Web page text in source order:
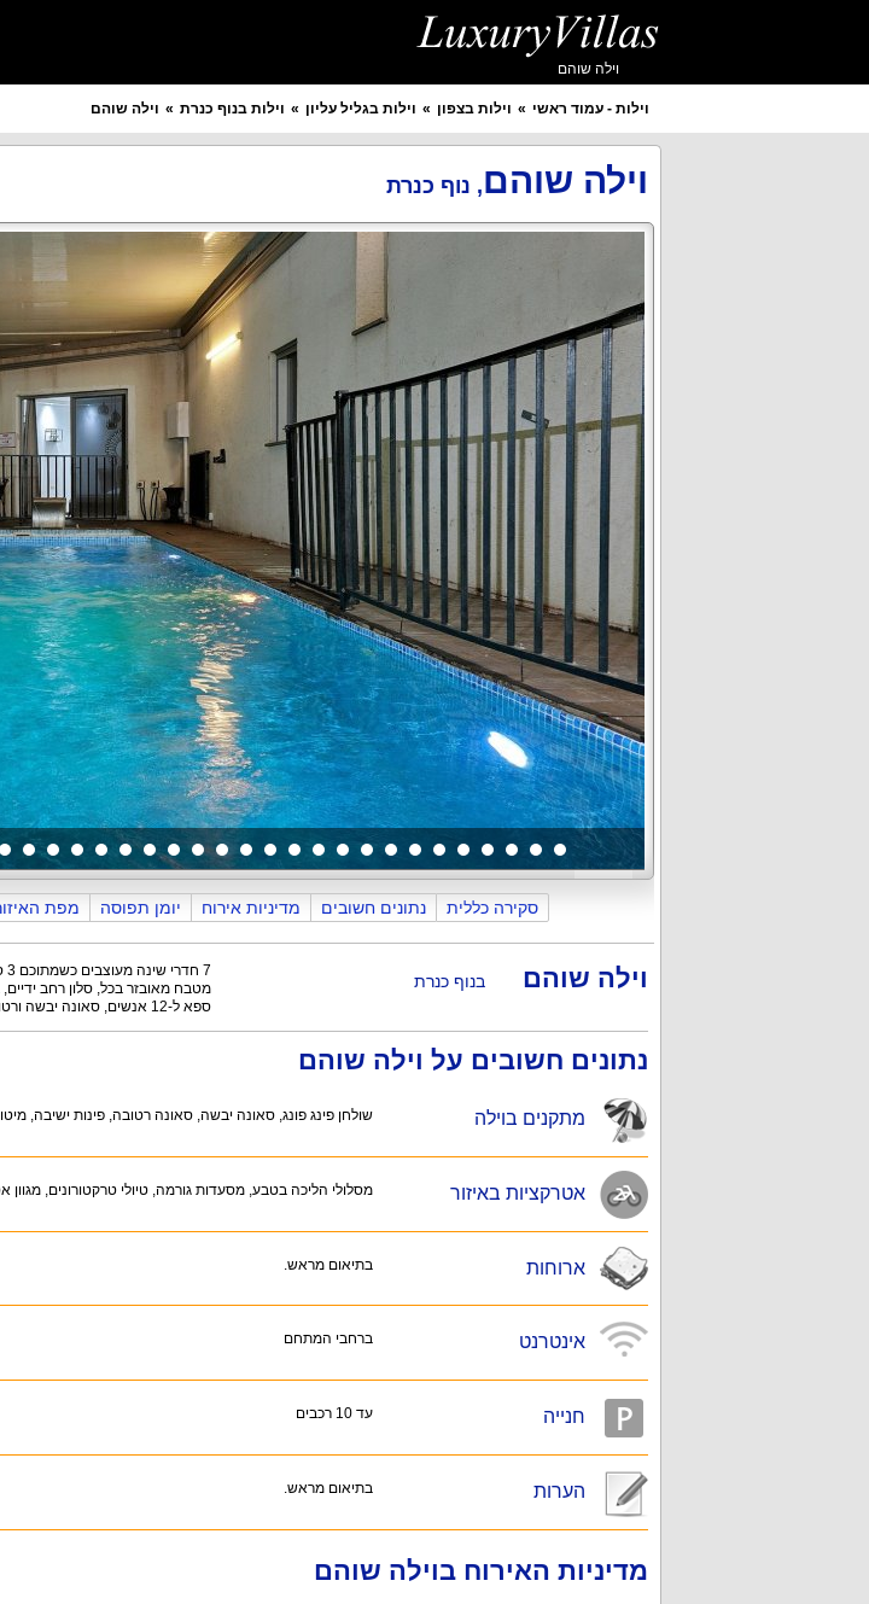
וילה שוהם
וילות - עמוד ראשי וילות בצפון וילות בגליל עליון וילות בנוף כנרת וילה שוהם
איזור מבוקש
וילה שוהם, נוף כנרת
הבריכה והחצר פנים הוילה המשחקייה
סקירה כללית נתונים חשובים מדיניות אירוח יומן תפוסה מפת
וילה שוהם בנוף כנרת
7 חדרי שינה מעוצבים כשמתוכם 3 סוויטות מפנקות, 6 חדרי רחצה מרווחים,
מטבח מאובזר בכל, סלון רחב
ספא ל-12 אנשים, סאונה יבשה ורטובה, שולחן פינג פונג מהנה, פינות ישיבה ועוד.
נתונים חשובים על וילה שוהם
מתקנים בוילה שולחן פינג פונג, סאונה יבשה, סאונה רטובה, פינות ישיבה,
אטרקציות באיזור מסלולי הליכה בטבע, מסעדות גורמה, טיולי טרקטורונים, מגוון
ארוחות בתיאום מראש.
אינטרנט ברחבי המתחם
חנייה עד 10 רכבים
הערות בתיאום מראש.
מדיניות האירוח בוילה שוהם